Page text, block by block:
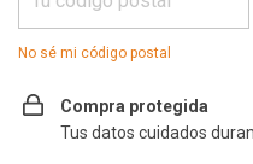
No sé mi código postal
Compra protegida
Tus datos cuidados